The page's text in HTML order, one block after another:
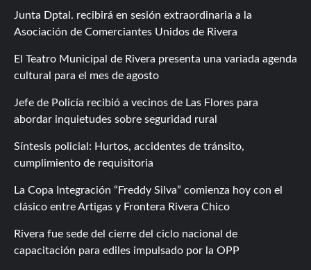
Junta Dptal. recibirá en sesión extraordinaria a la
Asociación de Comerciantes Unidos de Rivera
El Teatro Municipal de Rivera presenta una variada agenda
cultural para el mes de agosto
Jefe de Policía recibió a vecinos de Las Flores para
abordar inquietudes sobre seguridad rural
Síntesis policial: Hurtos, accidentes de tránsito,
cumplimiento de requisitoria
La Copa Integración “Freddy Silva” comienza hoy con el
clásico entre Artigas y Frontera Rivera Chico
Rivera fue sede del cierre del ciclo nacional de
capacitación para ediles impulsado por la OPP